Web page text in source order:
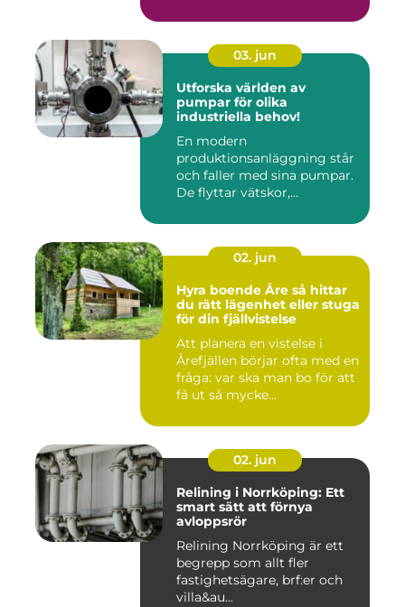
03. jun
Utforska världen av
pumpar för olika
industriella behov!
En modern
produktionsanläggning står
och faller med sina pumpar.
De flyttar vätskor,...
02. jun
Hyra boende Åre så hittar
du rätt lägenhet eller stuga
för din fjällvistelse
Att planera en vistelse i
Årefjällen börjar ofta med en
fråga: var ska man bo för att
få ut så mycke...
02. jun
Relining i Norrköping: Ett
smart sätt att förnya
avloppsrör
Relining Norrköping är ett
begrepp som allt fler
fastighetsägare, brf:er och
villa&au...